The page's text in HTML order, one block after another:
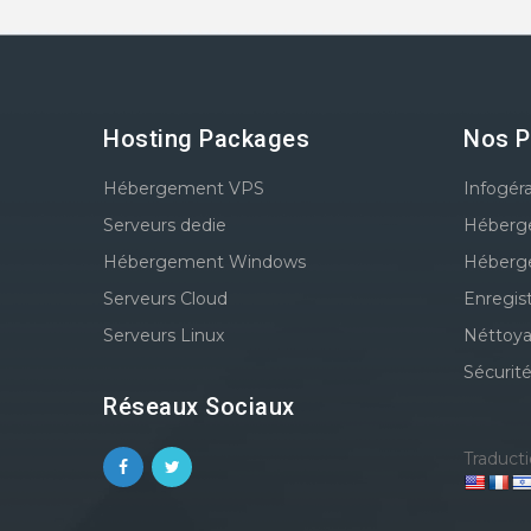
Hosting Packages
Hébergement VPS
Serveurs dedie
Hébergement Windows
Serveurs Cloud
Serveurs Linux
Réseaux Sociaux
Nos